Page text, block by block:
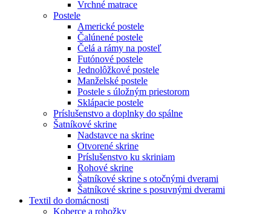
Vrchné matrace
Postele
Americké postele
Čalúnené postele
Čelá a rámy na posteľ
Futónové postele
Jednolôžkové postele
Manželské postele
Postele s úložným priestorom
Sklápacie postele
Príslušenstvo a doplnky do spálne
Šatníkové skrine
Nadstavce na skrine
Otvorené skrine
Príslušenstvo ku skriniam
Rohové skrine
Šatníkové skrine s otočnými dverami
Šatníkové skrine s posuvnými dverami
Textil do domácnosti
Koberce a rohožky